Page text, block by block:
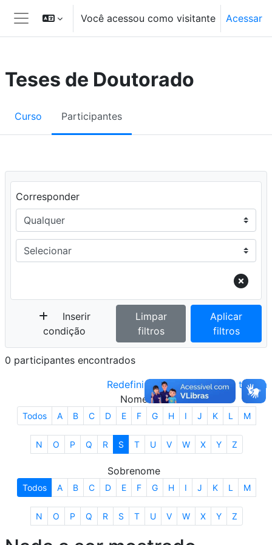
Ir para o conteúdo principal
Painel lateral
Você acessou como visitante Acessar
Teses de Doutorado
Curso Participantes
Filtro 1
Corresponder
Tipo do filtro
Inserir
condição
Limpar
filtros
Aplicar
filtros
0 participantes encontrados
Redefinir as preferências da tabela
Nome
Todos A B C D E F G H I J K L M
N O P Q R S T U V W X Y Z
Sobrenome
Todos A B C D E F G H I J K L M
N O P Q R S T U V W X Y Z